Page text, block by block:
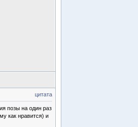
цитата
позы на один раз
как нравится) и